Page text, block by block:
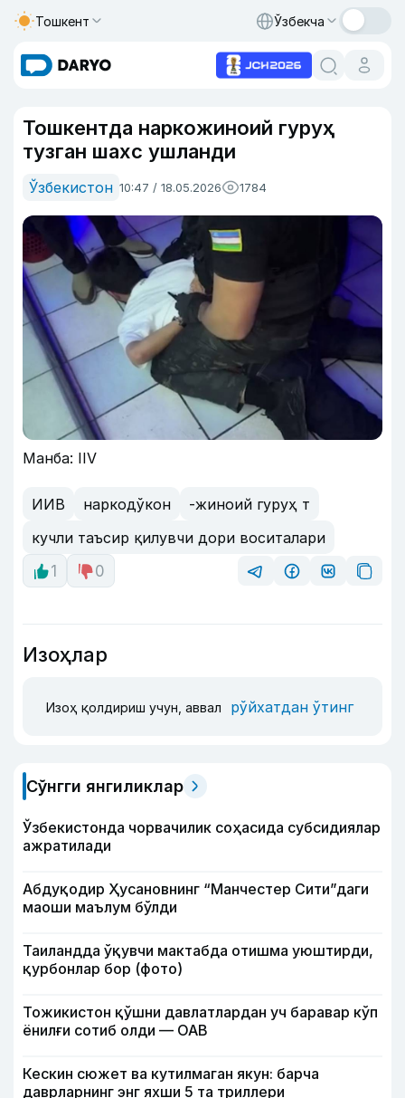
Тошкент Ўзбекча
Тошкентда наркожиноий гуруҳ
тузган шахс ушланди
Ўзбекистон 10:47 / 18.05.2026 1784
Манба: IIV
ИИВ наркодўкон
-жиноий гуруҳ т
кучли таъсир қилувчи дори воситалари
1
0
Изоҳлар
Изоҳ қолдириш учун, аввал рўйхатдан ўтинг
Сўнгги янгиликлар
Ўзбекистонда чорвачилик соҳасида субсидиялар
ажратилади
Абдуқодир Ҳусановнинг “Манчестер Сити”даги
маоши маълум бўлди
Таиландда ўқувчи мактабда отишма уюштирди,
қурбонлар бор (фото)
Тожикистон қўшни давлатлардан уч баравар кўп
ёнилғи сотиб олди — ОАВ
Кескин сюжет ва кутилмаган якун: барча
даврларнинг энг яхши 5 та триллери